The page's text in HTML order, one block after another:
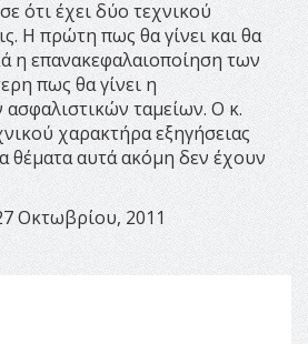
ότι έχει δύο τεχνικού
Η πρώτη πως θα γίνει και θα
η επανακεφαλαιοποίηση των
πως θα γίνει η
ταμείων. Ο κ.
χαρακτήρα εξηγήσειας
θέματα αυτά ακόμη δεν έχουν
Οκτωβρίου, 2011